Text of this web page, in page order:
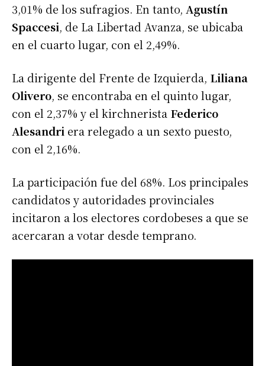
3,01% de los sufragios. En tanto, Agustín
Spaccesi, de La Libertad Avanza, se ubicaba
en el cuarto lugar, con el 2,49%.
La dirigente del Frente de Izquierda, Liliana
Olivero, se encontraba en el quinto lugar,
con el 2,37% y el kirchnerista Federico
Alesandri era relegado a un sexto puesto,
con el 2,16%.
La participación fue del 68%. Los principales
candidatos y autoridades provinciales
incitaron a los electores cordobeses a que se
acercaran a votar desde temprano.